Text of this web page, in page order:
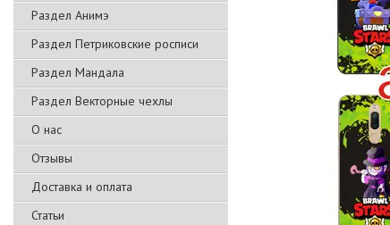
Раздел Анимэ
Раздел Петриковские росписи
Раздел Мандала
Раздел Векторные чехлы
О нас
Отзывы
Доставка и оплата
Статьи